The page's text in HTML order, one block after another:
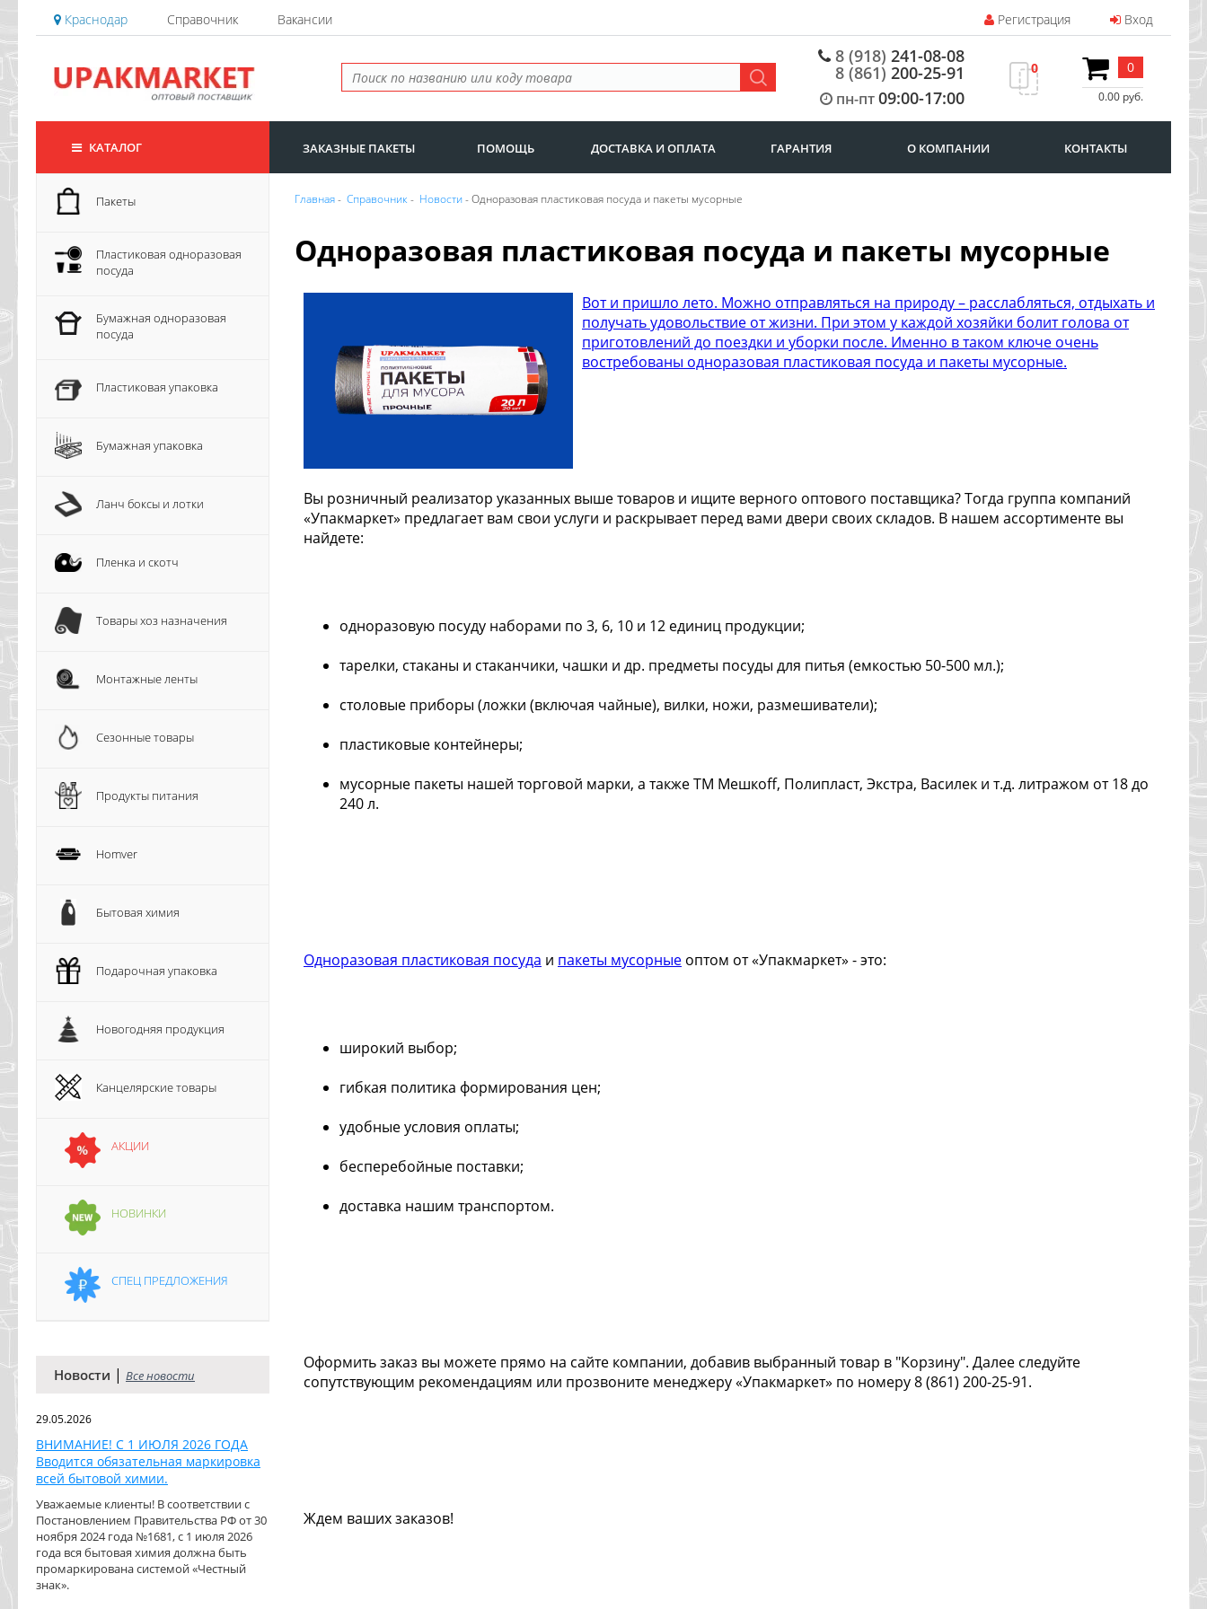
Краснодар Справочник Вакансии Регистрация Вход
8 (918) 241-08-08
8 (861) 200-25-91
пн-пт09:00-17:00
0 0
0.00 руб.
КАТАЛОГ ЗАКАЗНЫЕ ПАКЕТЫ ПОМОЩЬ ДОСТАВКА И ОПЛАТА ГАРАНТИЯ О КОМПАНИИ КОНТАКТЫ
Пакеты
Пластиковая одноразовая
посуда
Бумажная одноразовая
посуда
Пластиковая упаковка
Бумажная упаковка
Ланч боксы и лотки
Пленка и скотч
Товары хоз назначения
Монтажные ленты
Сезонные товары
Продукты питания
Homver
Бытовая химия
Подарочная упаковка
Новогодняя продукция
Канцелярские товары
АКЦИИ
НОВИНКИ
СПЕЦ ПРЕДЛОЖЕНИЯ
Новости | Все новости
29.05.2026
ВНИМАНИЕ! С 1 ИЮЛЯ 2026 ГОДА
Вводится обязательная маркировка
всей бытовой химии.
Уважаемые клиенты! В соответствии с
Постановлением Правительства РФ от 30
ноября 2024 года №1681, с 1 июля 2026
года вся бытовая химия должна быть
промаркирована системой «Честный
знак».
Главная- Справочник- Новости- Одноразовая пластиковая посуда и пакеты мусорные
Одноразовая пластиковая посуда и пакеты мусорные
Вот и пришло лето. Можно отправляться на природу – расслабляться, отдыхать и
получать удовольствие от жизни. При этом у каждой хозяйки болит голова от
приготовлений до поездки и уборки после. Именно в таком ключе очень
востребованы одноразовая пластиковая посуда и пакеты мусорные.
Вы розничный реализатор указанных выше товаров и ищите верного оптового поставщика? Тогда группа компаний
«Упакмаркет» предлагает вам свои услуги и раскрывает перед вами двери своих складов. В нашем ассортименте вы
найдете:
одноразовую посуду наборами по 3, 6, 10 и 12 единиц продукции;
тарелки, стаканы и стаканчики, чашки и др. предметы посуды для питья (емкостью 50-500 мл.);
столовые приборы (ложки (включая чайные), вилки, ножи, размешиватели);
пластиковые контейнеры;
мусорные пакеты нашей торговой марки, а также ТМ Мешкоff, Полипласт, Экстра, Василек и т.д. литражом от 18 до
240 л.
Одноразовая пластиковая посуда и пакеты мусорные оптом от «Упакмаркет» - это:
широкий выбор;
гибкая политика формирования цен;
удобные условия оплаты;
бесперебойные поставки;
доставка нашим транспортом.
Оформить заказ вы можете прямо на сайте компании, добавив выбранный товар в "Корзину". Далее следуйте
сопутствующим рекомендациям или прозвоните менеджеру «Упакмаркет» по номеру 8 (861) 200-25-91.
Ждем ваших заказов!